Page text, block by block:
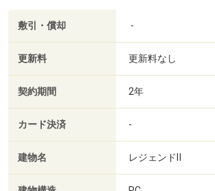
敷引・償却 -
更新料 更新料なし
契約期間 2年
カード決済 -
建物名 レジェンドⅡ